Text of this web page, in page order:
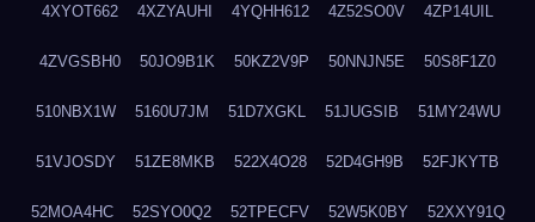
4XYOT662 4XZYAUHI 4YQHH612 4Z52SO0V 4ZP14UIL
4ZVGSBH0 50JO9B1K 50KZ2V9P 50NNJN5E 50S8F1Z0
510NBX1W 5160U7JM 51D7XGKL 51JUGSIB 51MY24WU
51VJOSDY 51ZE8MKB 522X4O28 52D4GH9B 52FJKYTB
52MOA4HC 52SYO0Q2 52TPECFV 52W5K0BY 52XXY91Q